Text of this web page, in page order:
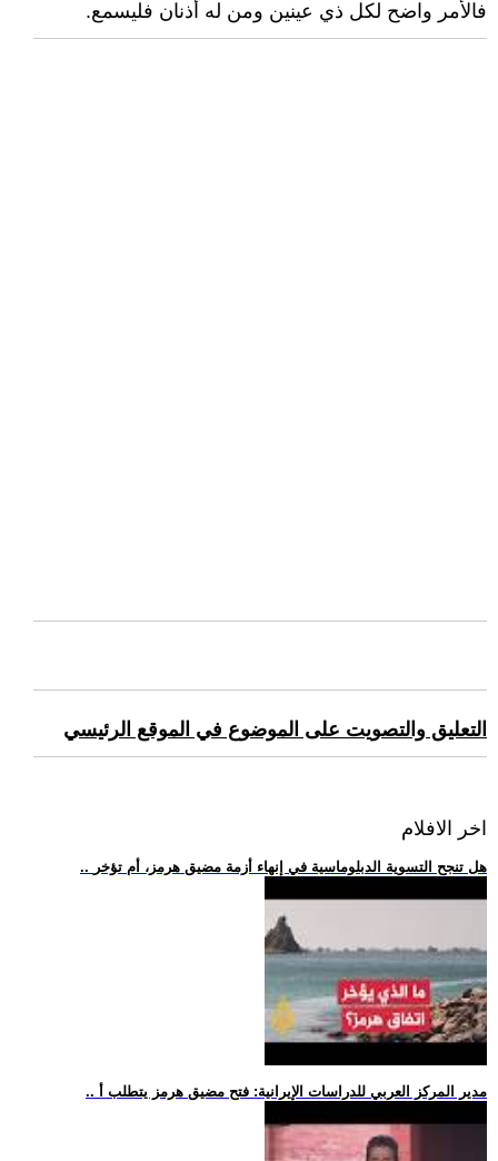
فالأمر واضح لكل ذي عينين ومن له أذنان فليسمع.
التعليق والتصويت على الموضوع في الموقع الرئيسي
اخر الافلام
.. هل تنجح التسوية الدبلوماسية في إنهاء أزمة مضيق هرمز، أم تؤخر
.. مدير المركز العربي للدراسات الإيرانية: فتح مضيق هرمز يتطلب أ